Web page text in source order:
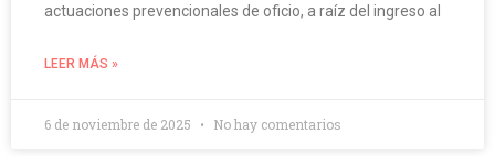
actuaciones prevencionales de oficio, a raíz del ingreso al
LEER MÁS »
6 de noviembre de 2025 No hay comentarios